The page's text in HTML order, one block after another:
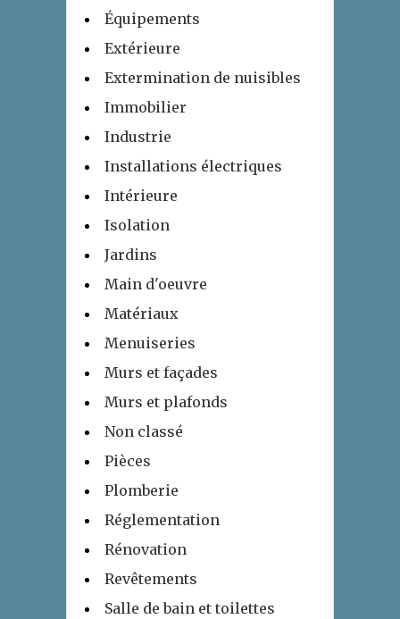
Équipements
Extérieure
Extermination de nuisibles
Immobilier
Industrie
Installations électriques
Intérieure
Isolation
Jardins
Main d'oeuvre
Matériaux
Menuiseries
Murs et façades
Murs et plafonds
Non classé
Pièces
Plomberie
Réglementation
Rénovation
Revêtements
Salle de bain et toilettes